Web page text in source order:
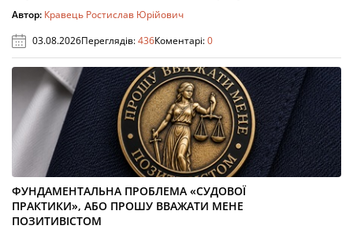
Автор: Кравець Ростислав Юрійович
03.08.2026Переглядів:436Коментарі:0
ФУНДАМЕНТАЛЬНА ПРОБЛЕМА «СУДОВОЇ
ПРАКТИКИ», АБО ПРОШУ ВВАЖАТИ МЕНЕ
ПОЗИТИВІСТОМ